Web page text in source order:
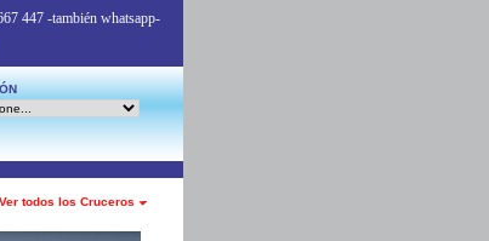
447 -también whatsapp-
Ver todos los Cruceros